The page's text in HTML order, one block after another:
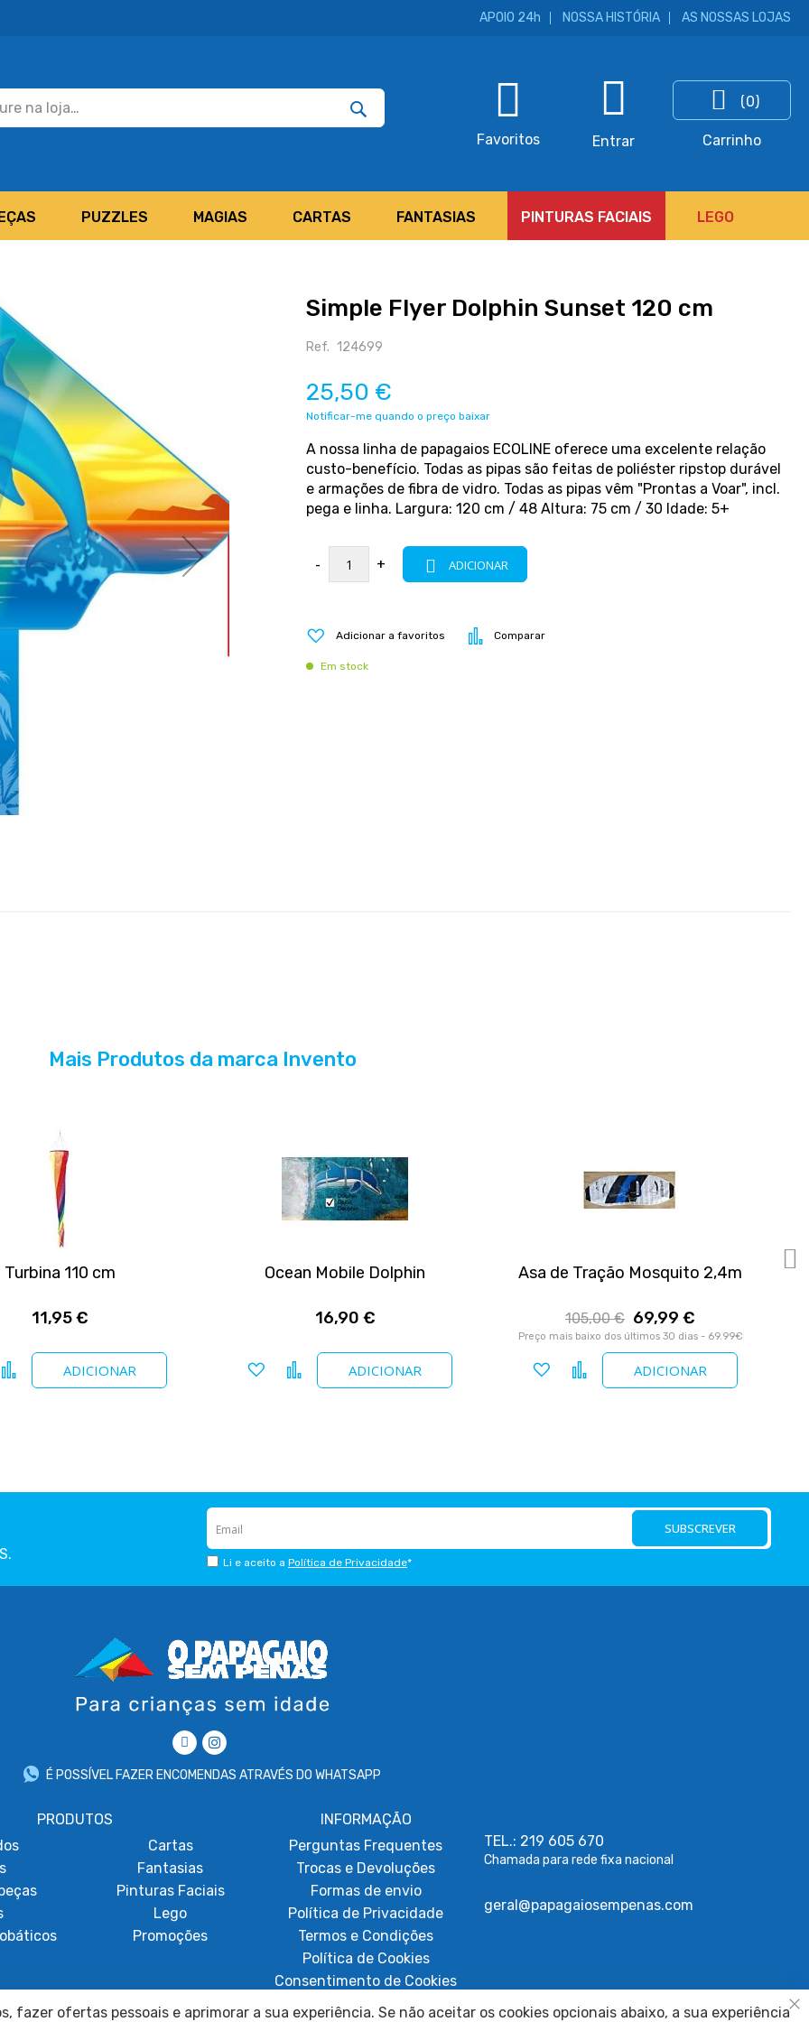
APOIO 24h NOSSA HISTÓRIA AS NOSSAS LOJAS
Pesquisar Pesquisar
Favoritos Entrar
(0)
Carrinho
PUZZLES MAGIAS CARTAS FANTASIAS PINTURAS FACIAIS LEGO
Simple Flyer Dolphin Sunset 120 cm
Ref. 124699
25,50 €
Notificar-me quando o preço baixar
A nossa linha de papagaios ECOLINE oferece uma excelente relação
custo-benefício. Todas as pipas são feitas de poliéster ripstop durável
e armações de fibra de vidro. Todas as pipas vêm "Prontas a Voar", incl.
pega e linha. Largura: 120 cm / 48 Altura: 75 cm / 30 Idade: 5+
- + ADICIONAR
Adicionar a favoritos Comparar
Em stock
Mais Produtos da marca Invento
Turbina 110 cm
11,95 €
ADICIONAR
a favoritos
Comparar
Ocean Mobile Dolphin
16,90 €
ADICIONAR
Adicionar a favoritos
Comparar
Asa de Tração Mosquito 2,4m
105,00 € 69,99 €
Preço mais baixo dos últimos 30 dias - 69.99€
ADICIONAR
Adicionar a favoritos
Comparar
SUBSCREVER
Li e aceito a Política de Privacidade*
É POSSÍVEL FAZER ENCOMENDAS ATRAVÉS DO WHATSAPP
PRODUTOS
Cartas
Fantasias
Pinturas Faciais
Lego
Promoções
INFORMAÇÃO
Perguntas Frequentes
Trocas e Devoluções
Formas de envio
Política de Privacidade
Termos e Condições
Política de Cookies
Consentimento de Cookies
Resolução de Litígios
TEL.: 219 605 670
Chamada para rede fixa nacional
geral@papagaiosempenas.com
fazer ofertas pessoais e aprimorar a sua experiência. Se não aceitar os cookies opcionais abaixo, a sua experiência